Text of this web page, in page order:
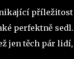
příležitost
perfektně sedl.
jen těch pár lidí,